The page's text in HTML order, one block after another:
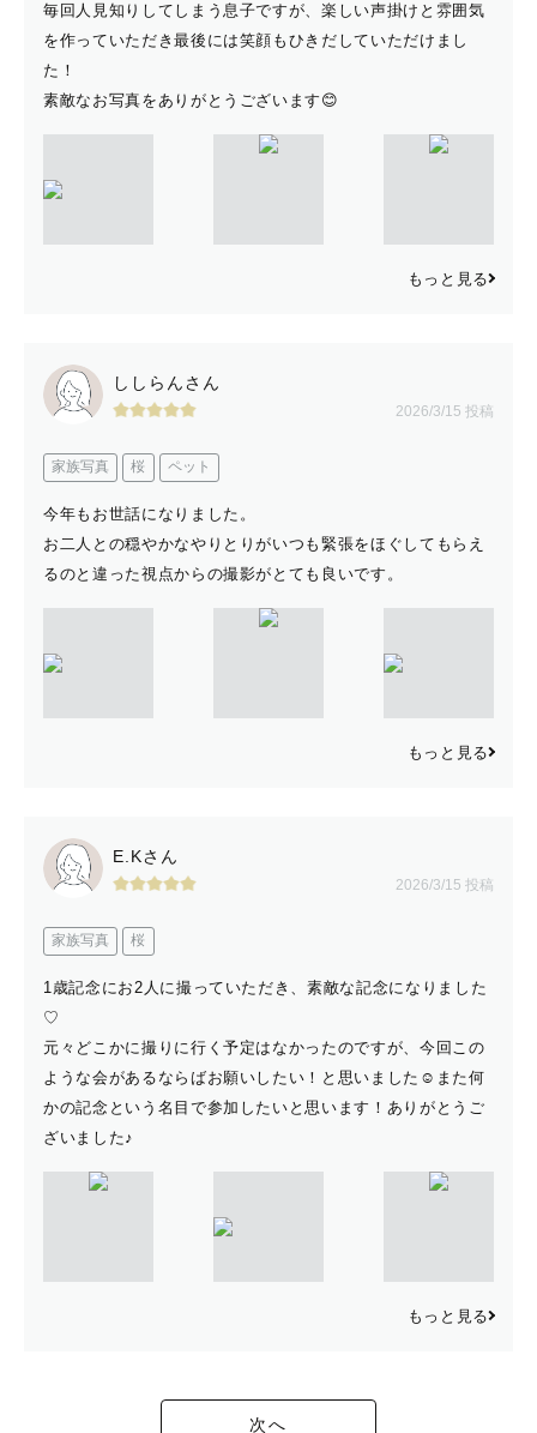
毎回人見知りしてしまう息子ですが、楽しい声掛けと雰囲気
を作っていただき最後には笑顔もひきだしていただけまし
た！
素敵なお写真をありがとうございます😊
もっと見る
ししらんさん
2026/3/15 投稿
家族写真 桜 ペット
今年もお世話になりました。
お二人との穏やかなやりとりがいつも緊張をほぐしてもらえ
るのと違った視点からの撮影がとても良いです。
もっと見る
E.Kさん
2026/3/15 投稿
家族写真 桜
1歳記念にお2人に撮っていただき、素敵な記念になりました
♡
元々どこかに撮りに行く予定はなかったのですが、今回この
ような会があるならばお願いしたい！と思いました☺︎また何
かの記念という名目で参加したいと思います！ありがとうご
ざいました♪
もっと見る
次へ